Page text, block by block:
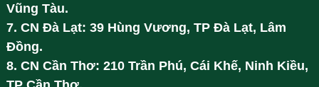
Vũng Tàu.
7. CN Đà Lạt: 39 Hùng Vương, TP Đà Lạt, Lâm
Đồng.
8. CN Cần Thơ: 210 Trần Phú, Cái Khế, Ninh Kiều,